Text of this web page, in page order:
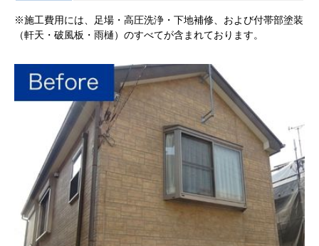
※施工費用には、足場・高圧洗浄・下地補修、および付帯部塗装
（軒天・破風板・雨樋）のすべてが含まれております。